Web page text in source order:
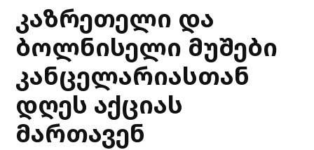
კაზრეთელი და
ბოლნისელი მუშები
კანცელარიასთან
დღეს აქციას
მართავენ